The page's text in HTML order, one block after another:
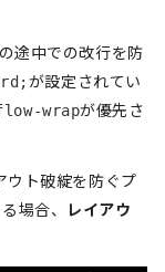
途中での改行を防
が設定されてい
wrapが優先さ
ウト破綻を防ぐプ
場合、
レイアウ